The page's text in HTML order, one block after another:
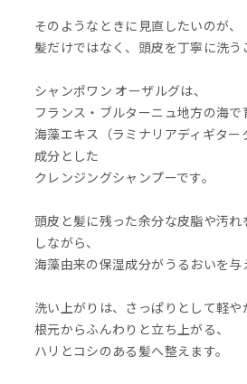
そのようなときに見直したいのが、
髪だけではなく、頭皮を丁寧に洗う
シャンポワン オーザルグは、
フランス・ブルターニュ地方の海で
海藻エキス（ラミナリアディギター
成分とした
クレンジングシャンプーです。
頭皮と髪に残った余分な皮脂や汚
しながら、
海藻由来の保湿成分がうるおいを与
洗い上がりは、さっぱりとして軽や
根元からふんわりと立ち上がる、
ハリとコシのある髪へ整えます。